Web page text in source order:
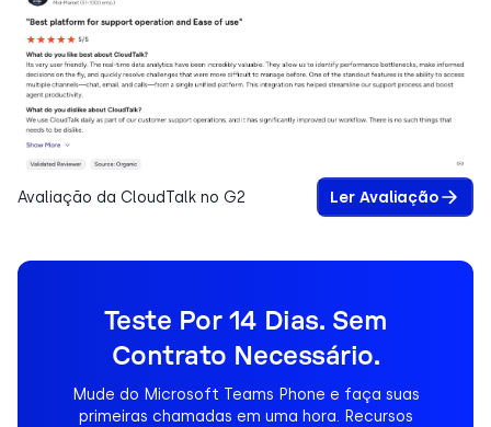
Avaliação da CloudTalk no G2 Ler Avaliação
Teste Por 14 Dias. Sem
Contrato Necessário.
Mude do Microsoft Teams Phone e faça suas
primeiras chamadas em uma hora. Recursos